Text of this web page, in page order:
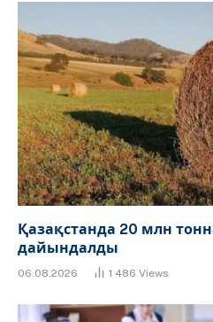
Қазақстанда 20 млн
дайындалды
06.08.2026 1 486 Views